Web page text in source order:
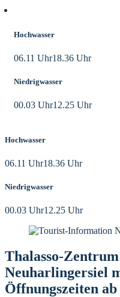
Hochwasser
06.11 Uhr18.36 Uhr
Niedrigwasser
00.03 Uhr12.25 Uhr
Hochwasser
06.11 Uhr18.36 Uhr
Niedrigwasser
00.03 Uhr12.25 Uhr
Thalasso-
Neuharlingersiel
Öffnungszeiten